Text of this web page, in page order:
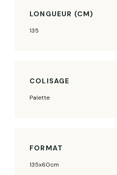
LONGUEUR (CM)
135
COLISAGE
Palette
FORMAT
135x60cm